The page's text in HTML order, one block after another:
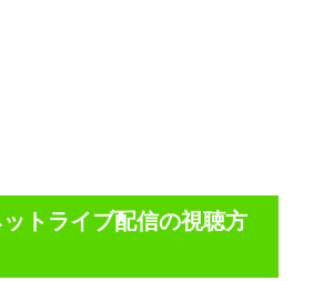
トライブ配信の視聴方